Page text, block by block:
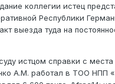
коллегии истец
Республики
выезда туда на
истцом справки с
А.М. работал в ТОО НПП